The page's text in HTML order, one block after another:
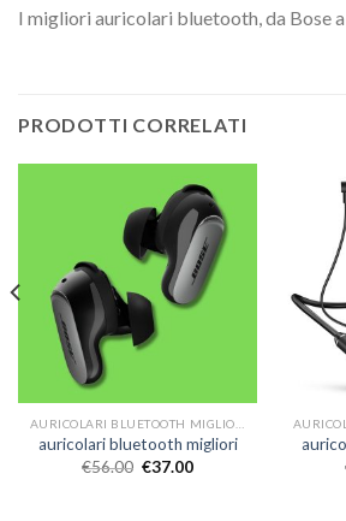
I migliori auricolari bluetooth, da Bose a
PRODOTTI CORRELATI
auricolari bluetooth migliori
€56.00 €37.00